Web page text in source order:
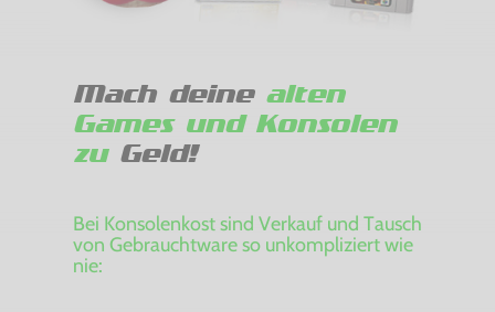
Mach deine alten
Games und Konsolen
zuGeld!
Bei Konsolenkost sind Verkauf und Tausch
von Gebrauchtware so unkompliziert wie
nie: